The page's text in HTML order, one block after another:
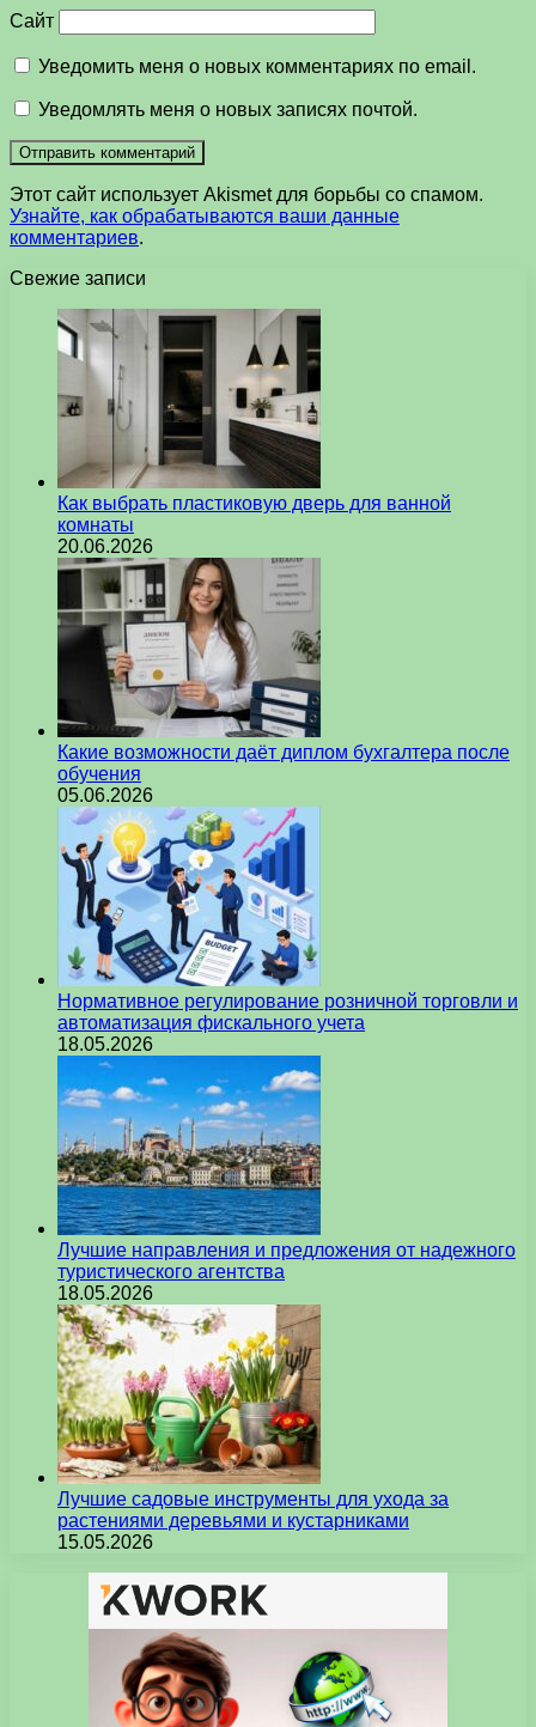
Сайт
Уведомить меня о новых комментариях по email.
Уведомлять меня о новых записях почтой.
Этот сайт использует Akismet для борьбы со спамом.
Узнайте, как обрабатываются ваши данные
комментариев.
Свежие записи
Как выбрать пластиковую дверь для ванной
комнаты
20.06.2026
Какие возможности даёт диплом бухгалтера после
обучения
05.06.2026
Нормативное регулирование розничной торговли и
автоматизация фискального учета
18.05.2026
Лучшие направления и предложения от надежного
туристического агентства
18.05.2026
Лучшие садовые инструменты для ухода за
растениями деревьями и кустарниками
15.05.2026